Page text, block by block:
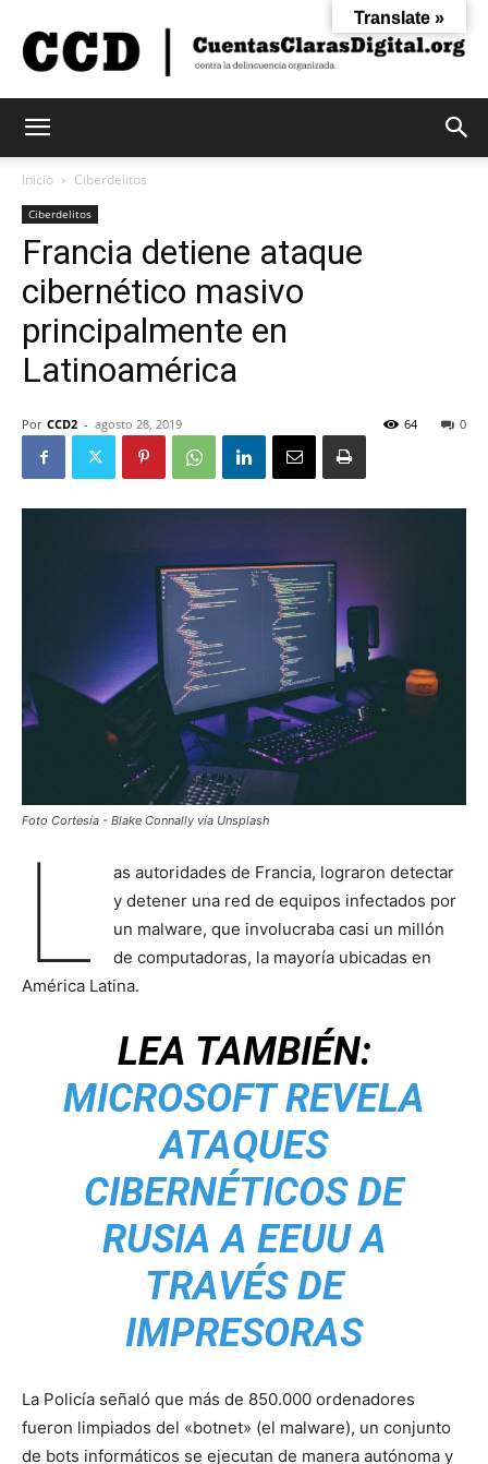
Claras
Digital
Inicio Ciberdelitos
Ciberdelitos
Francia detiene ataque
cibernético masivo
principalmente en
Latinoamérica
Por CCD2 - agosto 28, 2019 0
64
Foto Cortesía - Blake Connally vía Unsplash
L
as autoridades de Francia, lograron detectar
y detener una red de equipos infectados por
un malware, que involucraba casi un millón
de computadoras, la mayoría ubicadas en
América Latina.
LEA TAMBIÉN:
MICROSOFT REVELA
ATAQUES
CIBERNÉTICOS DE
RUSIA A EEUU A
TRAVÉS DE
IMPRESORAS
La Policía señaló que más de 850.000 ordenadores
fueron limpiados del «botnet» (el malware), un conjunto
de bots informáticos se ejecutan de manera autónoma y
Translate »